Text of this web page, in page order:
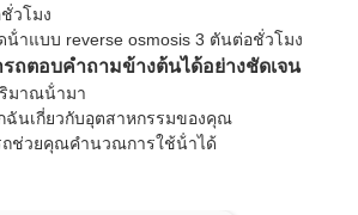
วโมง
าแบบ reverse osmosis 3 ตันต่อชั่วโมง
ถตอบคําถามข้างต้นได้อย่างชัดเจน
มาณน้ํามา
ฉันเกี่ยวกับอุตสาหกรรมของคุณ
ถช่วยคุณคํานวณการใช้น้ําได้